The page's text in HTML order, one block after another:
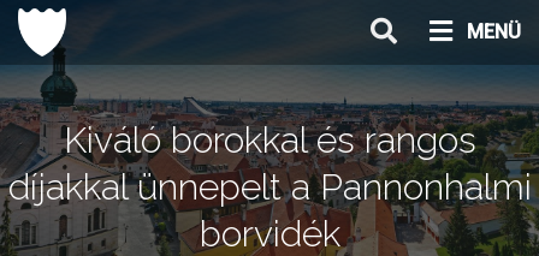
Ugrás
tartalomhoz
MENÜ
Kiváló borokkal és rangos
díjakkal ünnepelt a Pannonhalmi
borvidék